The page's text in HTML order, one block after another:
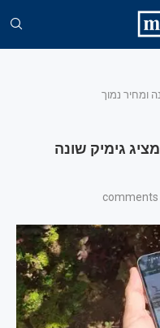
הטלפון החדש מבית Nothing מציג גימיק שונה